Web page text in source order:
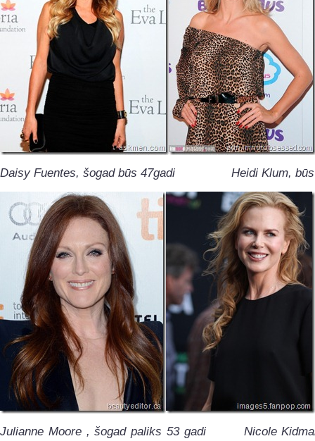
Daisy Fuentes, šogad būs 47gadi Heidi Klum, būs
Julianne Moore , šogad paliks 53 gadi Nicole